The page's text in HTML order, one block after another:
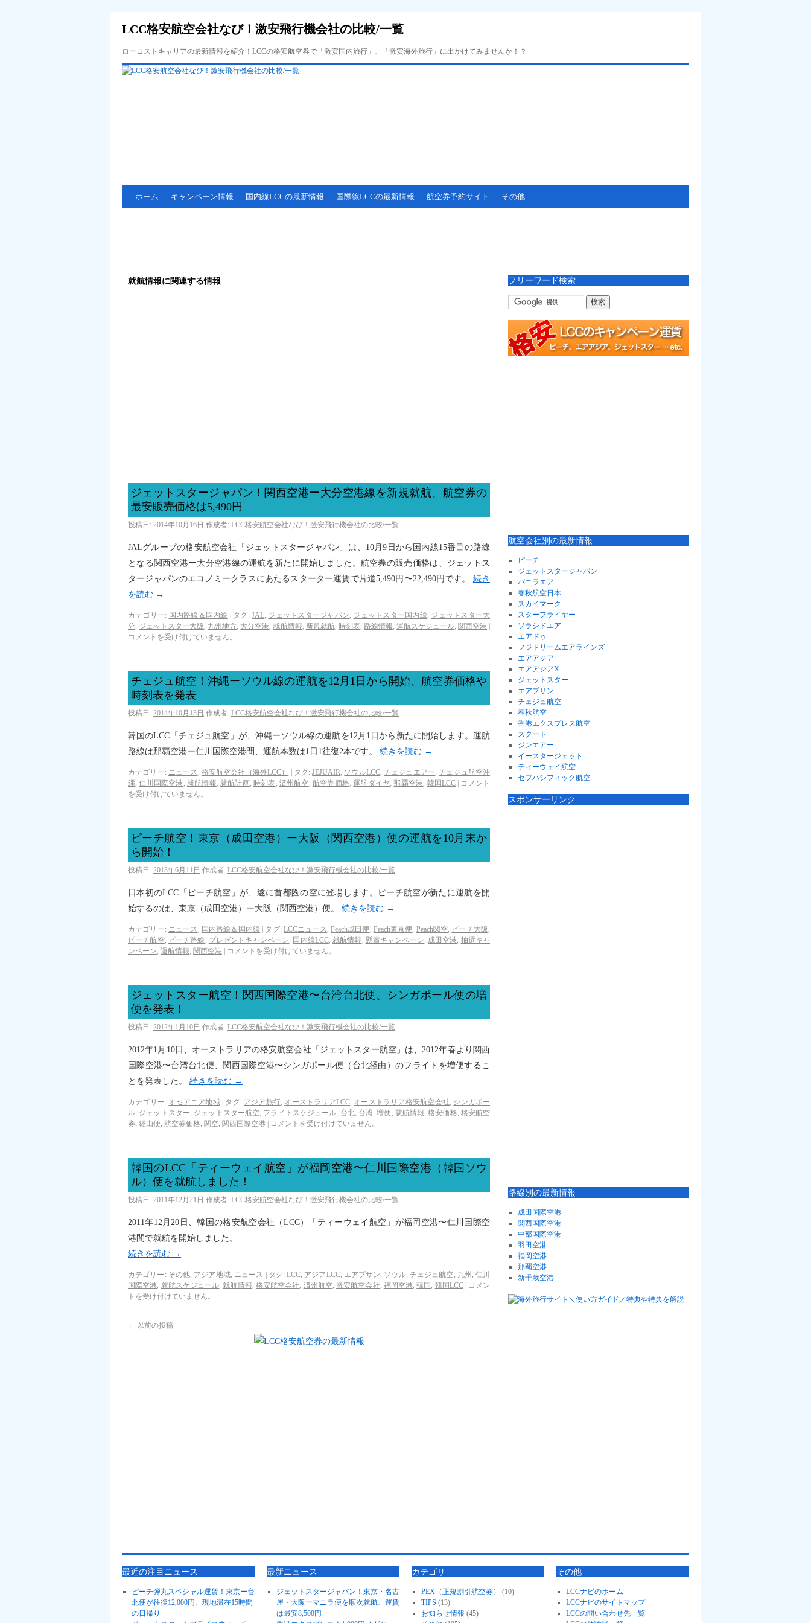
LCC格安航空会社なび！激安飛行機会社の比較/一覧
ローコストキャリアの最新情報を紹介！LCCの格安航空券で「激安国内旅行」、「激安海外旅行」に出かけてみませんか！？
ホーム キャンペーン情報 国内線LCCの最新情報 国際線LCCの最新情報 航空券予約サイト その他
就航情報に関連する情報
ジェットスタージャパン！関西空港ー大分空港線を新規就航、航空券の
最安販売価格は5,490円
投稿日: 2014年10月16日 作成者: LCC格安航空会社なび！激安飛行機会社の比較/一覧
JALグループの格安航空会社「ジェットスタージャパン」は、10月9日から国内線15番目の路線
となる関西空港ー大分空港線の運航を新たに開始しました。航空券の販売価格は、ジェットス
タージャパンのエコノミークラスにあたるスターター運賃で片道5,490円〜22,490円です。 続き
を読む →
カテゴリー: 国内路線＆国内線 タグ: JAL, ジェットスタージャパン, ジェットスター国内線, ジェットスター大
分, ジェットスター大阪 , 九州地方, 大分空港,就航情報, 新規就航, 時刻表, 路線情報, 運航スケジュール, 関西空港
コメントを受け付けていません。
チェジュ航空！沖縄ーソウル線の運航を12月1日から開始、航空券価格や
時刻表を発表
投稿日: 2014年10月13日 作成者: LCC格安航空会社なび！激安飛行機会社の比較/一覧
韓国のLCC「チェジュ航空」が、沖縄ーソウル線の運航を12月1日から新たに開始します。運航
路線は那覇空港ー仁川国際空港間、運航本数は1日1往復2本です。 続きを読む →
カテゴリー: ニュース , 格安航空会社（海外LCC） タグ: JEJUAIR, ソウルLCC, チェジュエアー,チェジュ航空沖
縄,仁川国際空港, 就航情報, 就航計画, 時刻表, 済州航空, 航空券価格,運航ダイヤ,那覇空港, 韓国LCC
コメント
を受け付けていません。
ピーチ航空！東京（成田空港）ー大阪（関西空港）便の運航を10月末か
ら開始！
投稿日: 2013年6月11日 作成者: LCC格安航空会社なび！激安飛行機会社の比較/一覧
日本初のLCC「ピーチ航空」が、遂に首都圏の空に登場します。ピーチ航空が新たに運航を開
始するのは、東京（成田空港）ー大阪（関西空港）便。 続きを読む →
カテゴリー: ニュース , 国内路線＆国内線 タグ: LCCニュース, Peach成田便 , Peach東京便, Peach関空, ピーチ大阪 ,
ピーチ航空, ピーチ路線 , プレゼントキャンペーン, 国内線LCC, 就航情報 , 懸賞キャンペーン, 成田空港, 抽選キャ
ンペーン, 運航情報, 関西空港 コメントを受け付けていません。
ジェットスター航空！関西国際空港〜台湾台北便、シンガポール便の増
便を発表！
投稿日: 2012年1月10日 作成者: LCC格安航空会社なび！激安飛行機会社の比較/一覧
2012年1月10日、オーストラリアの格安航空会社「ジェットスター航空」は、2012年春より関西
国際空港〜台湾台北便、関西国際空港〜シンガポール便（台北経由）のフライトを増便するこ
とを発表した。 続きを読む →
カテゴリー: オセアニア地域 タグ: アジア旅行, オーストラリアLCC, オーストラリア格安航空会社, シンガポー
ル, ジェットスター, ジェットスター航空, フライトスケジュール, 台北, 台湾,増便 , 就航情報,格安価格, 格安航空
券, 経由便, 航空券価格, 関空, 関西国際空港 コメントを受け付けていません。
韓国のLCC「ティーウェイ航空」が福岡空港〜仁川国際空港（韓国ソウ
ル）便を就航しました！
投稿日: 2011年12月21日 作成者: LCC格安航空会社なび！激安飛行機会社の比較/一覧
2011年12月20日、韓国の格安航空会社（LCC）「ティーウェイ航空」が福岡空港〜仁川国際空
港間で就航を開始しました。
続きを読む →
カテゴリー: その他, アジア地域, ニュース タグ: LCC, アジアLCC, エアプサン, ソウル, チェジュ航空, 九州 ,仁川
国際空港, 就航スケジュール,就航情報, 格安航空会社, 済州航空,激安航空会社, 福岡空港,韓国 , 韓国LCC
コメン
トを受け付けていません。
← 以前の投稿
フリーワード検索
航空会社別の最新情報
ピーチ
ジェットスタージャパン
バニラエア
春秋航空日本
スカイマーク
スターフライヤー
ソラシドエア
エアドゥ
フジドリームエアラインズ
エアアジア
エアアジアX
ジェットスター
エアプサン
チェジュ航空
春秋航空
香港エクスプレス航空
スクート
ジンエアー
イースタージェット
ティーウェイ航空
セブパシフィック航空
スポンサーリンク
路線別の最新情報
成田国際空港
関西国際空港
中部国際空港
羽田空港
福岡空港
那覇空港
新千歳空港
最近の注目ニュース
ピーチ弾丸スペシャル運賃！東京ー台
北便が往復12,000円、現地滞在15時間
の日帰り
最新ニュース
ジェットスタージャパン！東京・名古
屋・大阪ーマニラ便を順次就航、運賃
は最安8,500円
カテゴリ
PEX（正規割引航空券）
(10)
TIPS (13)
お知らせ情報 (45)
その他
LCCナビのホーム
LCCナビのサイトマップ
LCCの問い合わせ先一覧